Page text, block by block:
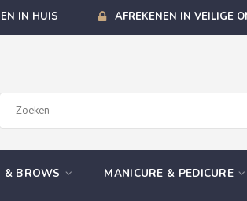
IN HUIS AFREKENEN IN VEILIGE
& BROWS MANICURE & PEDICURE